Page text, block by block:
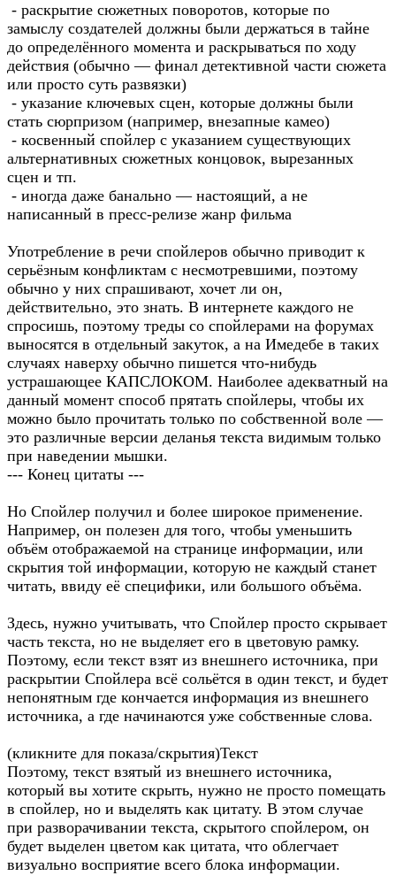
- раскрытие сюжетных поворотов, которые по
замыслу создателей должны были держаться в тайне
до определённого момента и раскрываться по ходу
действия (обычно — финал детективной части сюжета
или просто суть развязки)
- указание ключевых сцен, которые должны были
стать сюрпризом (например, внезапные камео)
- косвенный спойлер с указанием существующих
альтернативных сюжетных концовок, вырезанных
сцен и тп.
- иногда даже банально — настоящий, а не
написанный в пресс-релизе жанр фильма
Употребление в речи спойлеров обычно приводит к
серьёзным конфликтам с несмотревшими, поэтому
обычно у них спрашивают, хочет ли он,
действительно, это знать. В интернете каждого не
спросишь, поэтому треды со спойлерами на форумах
выносятся в отдельный закуток, а на Имедебе в таких
случаях наверху обычно пишется что-нибудь
устрашающее КАПСЛОКОМ. Наиболее адекватный на
данный момент способ прятать спойлеры, чтобы их
можно было прочитать только по собственной воле —
это различные версии деланья текста видимым только
при наведении мышки.
--- Конец цитаты ---
Но Спойлер получил и более широкое применение.
Например, он полезен для того, чтобы уменьшить
объём отображаемой на странице информации, или
скрытия той информации, которую не каждый станет
читать, ввиду её специфики, или большого объёма.
Здесь, нужно учитывать, что Спойлер просто скрывает
часть текста, но не выделяет его в цветовую рамку.
Поэтому, если текст взят из внешнего источника, при
раскрытии Спойлера всё сольётся в один текст, и будет
непонятным где кончается информация из внешнего
источника, а где начинаются уже собственные слова.
(кликните для показа/скрытия)Текст
Поэтому, текст взятый из внешнего источника,
который вы хотите скрыть, нужно не просто помещать
в спойлер, но и выделять как цитату. В этом случае
при разворачивании текста, скрытого спойлером, он
будет выделен цветом как цитата, что облегчает
визуально восприятие всего блока информации.